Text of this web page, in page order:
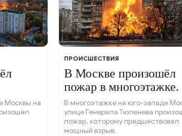
Москвы на
ПРОИСШЕСТВИЯ
В Москве произошёл
пожар в многоэтажке.
В многоэтажке на юго-западе
улице Генерала Тюленева
пожар, которому предшествовал
мощный взрыв.